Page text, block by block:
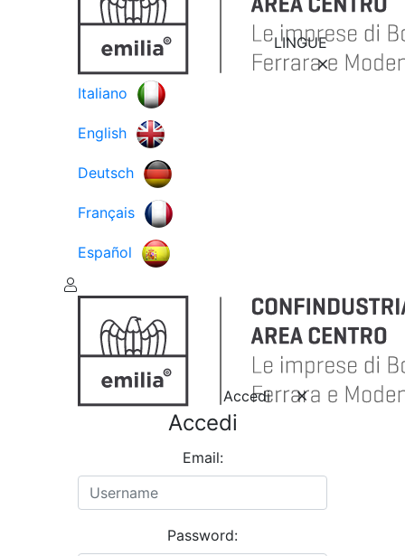
LINGUE
Italiano
English
Deutsch
Français
Español
Accedi
Accedi
Email:
Password: